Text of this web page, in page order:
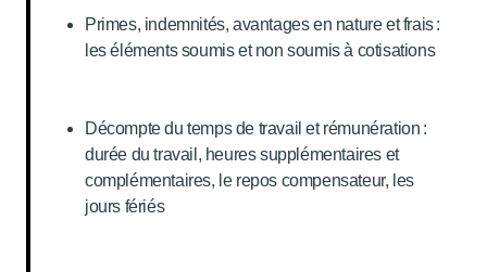
Primes, indemnités, avantages en nature et frais :
les éléments soumis et non soumis à cotisations
Décompte du temps de travail et rémunération :
durée du travail, heures supplémentaires et
complémentaires, le repos compensateur, les
jours fériés